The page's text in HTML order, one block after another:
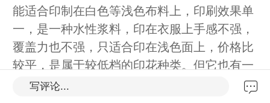
能适合印制在白色等浅色布料上，印刷效果单
一，是一种水性浆料，印在衣服上手感不强，
覆盖力也不强，只适合印在浅色面上，价格比
较平，是属于较低档的印花种类。但它也有一
个优点，因为比较不会影响面料原有的质感，
写评论...